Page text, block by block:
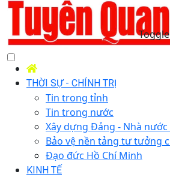
THỜI SỰ - CHÍNH TRỊ
Tin trong tỉnh
Tin trong nước
Xây dựng Đảng - Nhà nước
Bảo vệ nền tảng tư tưởng
Đạo đức Hồ Chí Minh
KINH TẾ